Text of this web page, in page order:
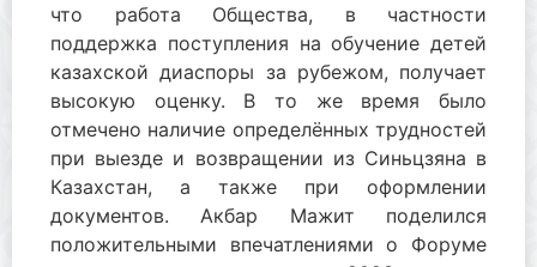
что работа Общества, в частности
поддержка поступления на обучение детей
казахской диаспоры за рубежом, получает
высокую оценку. В то же время было
отмечено наличие определённых трудностей
при выезде и возвращении из Синьцзяна в
Казахстан, а также при оформлении
документов. Акбар Мажит поделился
положительными впечатлениями о Форуме